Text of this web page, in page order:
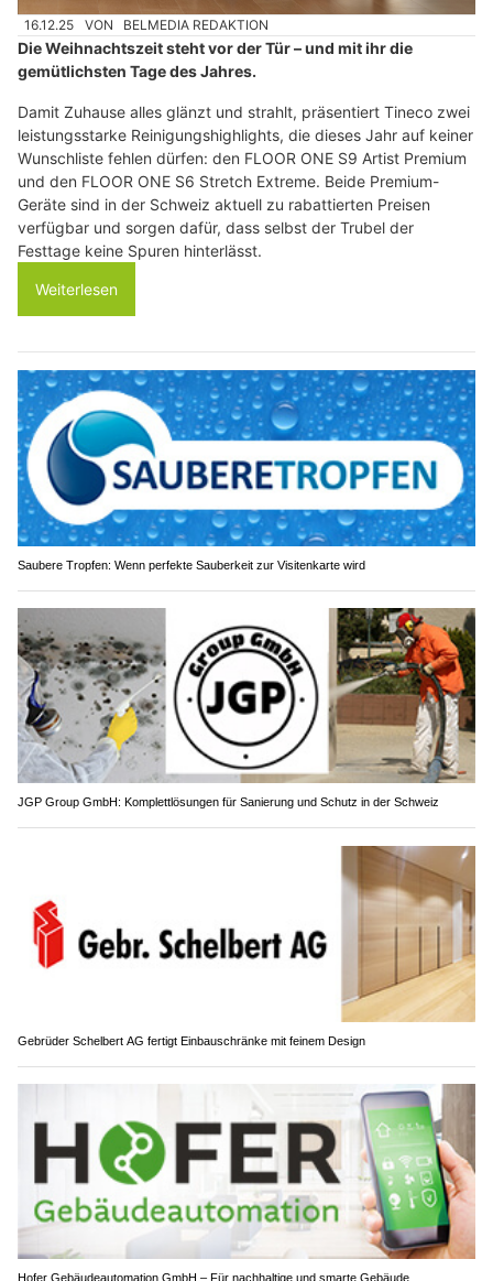
16.12.25 VON BELMEDIA REDAKTION
Die Weihnachtszeit steht vor der Tür – und mit ihr die
gemütlichsten Tage des Jahres.
Damit Zuhause alles glänzt und strahlt, präsentiert Tineco zwei
leistungsstarke Reinigungshighlights, die dieses Jahr auf keiner
Wunschliste fehlen dürfen: den FLOOR ONE S9 Artist Premium
und den FLOOR ONE S6 Stretch Extreme. Beide Premium-
Geräte sind in der Schweiz aktuell zu rabattierten Preisen
verfügbar und sorgen dafür, dass selbst der Trubel der
Festtage keine Spuren hinterlässt.
Weiterlesen
Saubere Tropfen: Wenn perfekte Sauberkeit zur Visitenkarte wird
JGP Group GmbH: Komplettlösungen für Sanierung und Schutz in der Schweiz
Gebrüder Schelbert AG fertigt Einbauschränke mit feinem Design
Hofer Gebäudeautomation GmbH – Für nachhaltige und smarte Gebäude